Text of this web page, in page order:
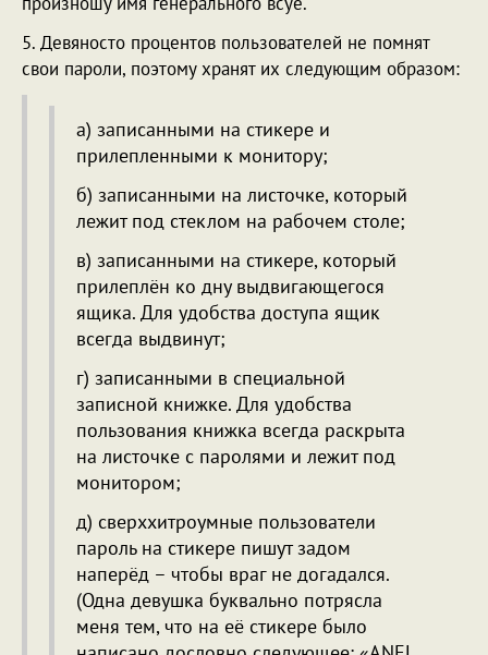
5. Девяносто процентов пользователей не помнят
свои пароли, поэтому хранят их следующим образом:
а) записанными на стикере и
прилепленными к монитору;
б) записанными на листочке, который
лежит под стеклом на рабочем столе;
в) записанными на стикере, который
прилеплён ко дну выдвигающегося
ящика. Для удобства доступа ящик
всегда выдвинут;
г) записанными в специальной
записной книжке. Для удобства
пользования книжка всегда раскрыта
на листочке с паролями и лежит под
монитором;
д) сверххитроумные пользователи
пароль на стикере пишут задом
наперёд – чтобы враг не догадался.
(Одна девушка буквально потрясла
меня тем, что на её стикере было